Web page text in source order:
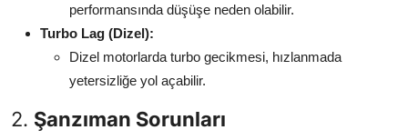
performansında düşüşe neden olabilir.
Turbo Lag (Dizel):
Dizel motorlarda turbo gecikmesi, hızlanmada
yetersizliğe yol açabilir.
2. Şanzıman Sorunları